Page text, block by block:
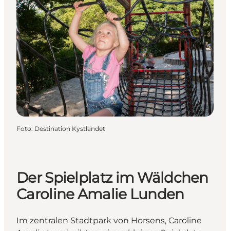
Foto: Destination Kystlandet
Der Spielplatz im Wäldchen
Caroline Amalie Lunden
Im zentralen Stadtpark von Horsens, Caroline